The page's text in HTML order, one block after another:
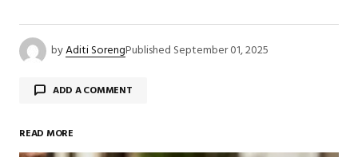
byAditi SorengPublished September 01, 2025
ADD A COMMENT
READ MORE